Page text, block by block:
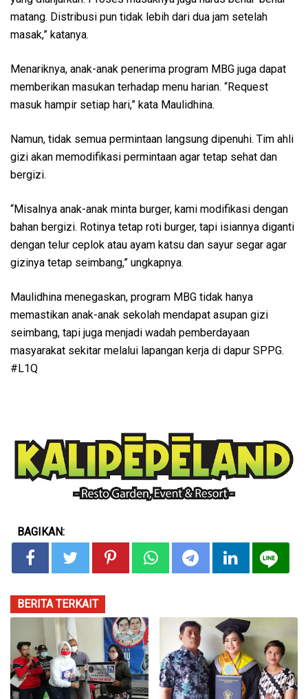
matang. Distribusi pun tidak lebih dari dua jam setelah
masak,” katanya.
Menariknya, anak-anak penerima program MBG juga dapat
memberikan masukan terhadap menu harian. “Request
masuk hampir setiap hari,” kata Maulidhina.
Namun, tidak semua permintaan langsung dipenuhi. Tim ahli
gizi akan memodifikasi permintaan agar tetap sehat dan
bergizi.
“Misalnya anak-anak minta burger, kami modifikasi dengan
bahan bergizi. Rotinya tetap roti burger, tapi isiannya diganti
dengan telur ceplok atau ayam katsu dan sayur segar agar
gizinya tetap seimbang,” ungkapnya.
Maulidhina menegaskan, program MBG tidak hanya
memastikan anak-anak sekolah mendapat asupan gizi
seimbang, tapi juga menjadi wadah pemberdayaan
masyarakat sekitar melalui lapangan kerja di dapur SPPG.
#L1Q
BAGIKAN:
BERITA TERKAIT